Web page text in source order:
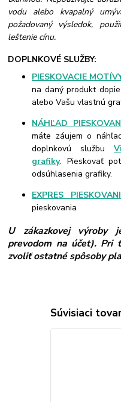
vodu alebo kvapalný
požadovaný výsledok,
leštenie cínu.
DOPLNKOVÉ SLUŽBY:
PIESKOVACIE
na daný produkt
alebo Vašu vlastnú
NÁHĽAD
máte záujem o
doplnkovú službu
grafiky. Pieskovať
odsúhlasenia grafiky.
EXPRES
pieskovania
U zákazkovej výroby
prevodom na účet). Pri
zvoliť ostatné spôsoby
Súvisiaci